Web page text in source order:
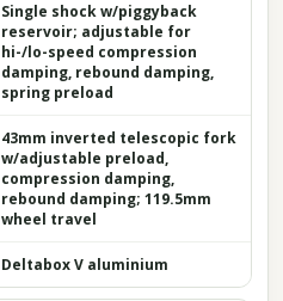
Single shock w/piggyback
reservoir; adjustable for
hi-/lo-speed compression
damping, rebound damping,
spring preload
43mm inverted telescopic fork
w/adjustable preload,
compression damping,
rebound damping; 119.5mm
wheel travel
Deltabox V aluminium